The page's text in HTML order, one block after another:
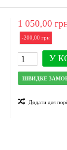
1 050,00
-200,00 грн
У
ШВИДКЕ
Додати для